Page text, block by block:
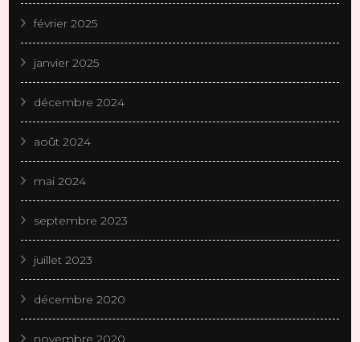
février 2025
janvier 2025
décembre 2024
août 2024
mai 2024
septembre 2023
juillet 2023
décembre 2020
novembre 2020